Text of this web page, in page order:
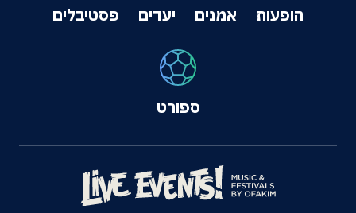
הופעות אמנים יעדים פסטיבלים
ספורט